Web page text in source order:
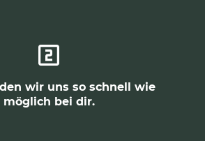
wir uns so schnell wie
möglich bei dir.